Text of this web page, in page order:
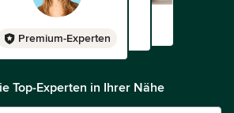
Premium-Experten
Top-Experten in Ihrer Nähe